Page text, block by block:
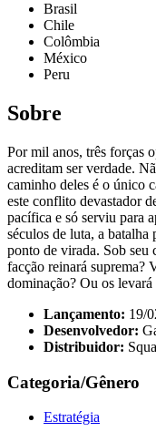
Brasil
Chile
Colômbia
México
Peru
Sobre
Por mil anos, três forças
acreditam ser verdade.
caminho deles é o único
este conflito devastador
pacífica e só serviu para
séculos de luta, a
ponto de virada. Sob seu
facção reinará suprema?
dominação? Ou os
Lançamento: 19/
Desenvolvedor:
Distribuidor:
Categoria/Gênero
Estratégia